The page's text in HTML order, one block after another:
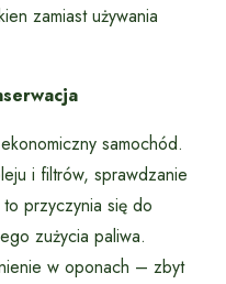
zamiast używania
samochód.
i filtrów, sprawdzanie
przyczynia się do
zużycia paliwa.
w oponach – zbyt